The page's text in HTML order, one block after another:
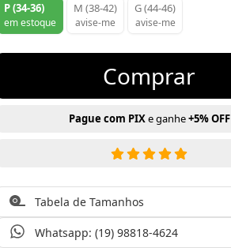
P (34-36)
em estoque
M (38-42)
avise-me
G (44-46)
avise-me
Comprar
Pague com PIXe ganhe+5% OFF
Tabela de Tamanhos
Whatsapp: (19) 98818-4624